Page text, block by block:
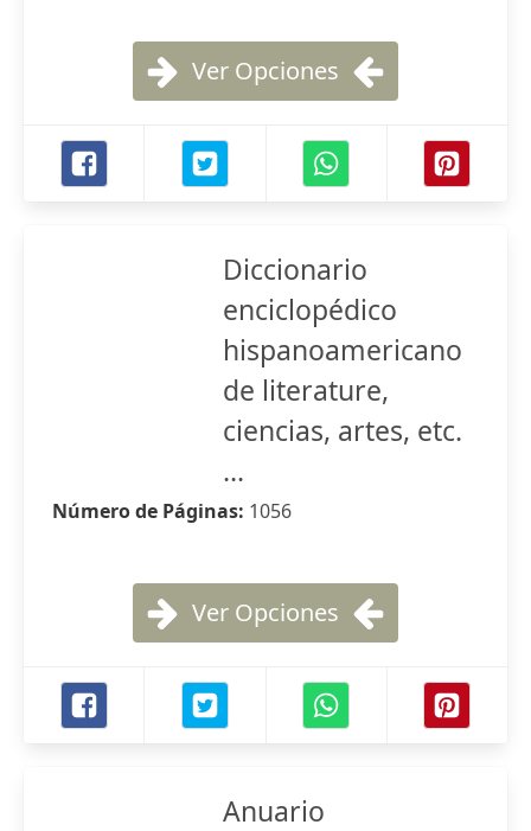
Ver Opciones
Diccionario
enciclopédico
hispanoamericano
de literature,
ciencias, artes, etc.
...
Número de Páginas: 1056
Ver Opciones
Anuario